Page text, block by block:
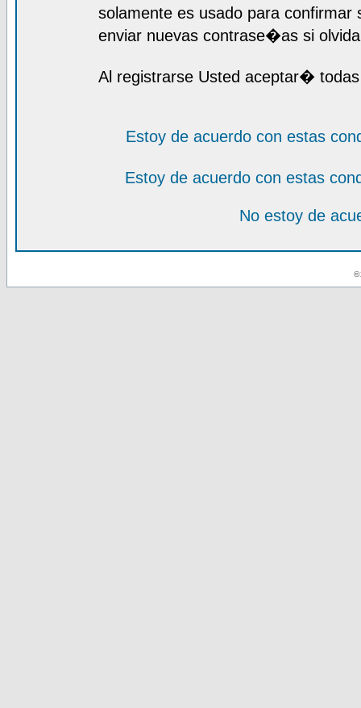
solamente es usado para
enviar nuevas contrase�as si
Al registrarse Usted aceptar�
Estoy de acuerdo con estas
Estoy de acuerdo con estas
No estoy de
©